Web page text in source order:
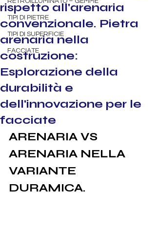
TIPI DI PIETRE
TIPI DI SUPERFICIE
FACCIATE
rispetto all'arenaria
convenzionale. Pietra
arenaria nella
costruzione:
Esplorazione della
durabilità e
dell'innovazione per le
facciate
ARENARIA VS
ARENARIA NELLA
VARIANTE
DURAMICA.